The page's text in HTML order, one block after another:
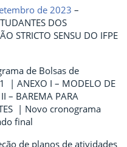
de 2023 –
DOS
STRICTO SENSU DO IFPE
de Bolsas de
| ANEXO I – MODELO DE
– BAREMA PARA
| Novo cronograma
final
de planos de atividades